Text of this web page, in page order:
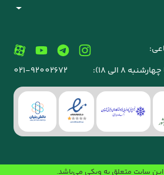
8 الی 18):
021-92002672
سایت متعلق به ویکی می‌باشد.